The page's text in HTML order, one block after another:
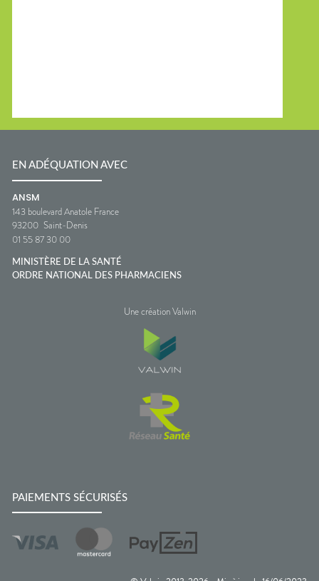
EN ADÉQUATION AVEC
ANSM
143 boulevard Anatole France
93200 Saint-Denis
01 55 87 30 00
MINISTÈRE DE LA SANTÉ
ORDRE NATIONAL DES PHARMACIENS
Une création Valwin
PAIEMENTS SÉCURISÉS